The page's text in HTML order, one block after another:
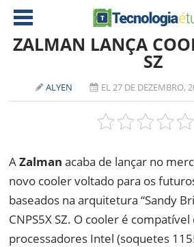
AMD
ATI
NVIDIA
SOFTWARE
NOTEBOOKS
TABLETS
IOS
NOKIA
JOGOS
DOWNLOADS
ANÁLISE
ZALMAN LANÇA
SZ
ALYEN EL 27 DE DEZEMBRO,
AZalman acaba de lançar no
novo cooler voltado para os
baseados na arquitetura “Sandy
CNPS5X SZ. O cooler é compatível
processadores Intel (soquetes